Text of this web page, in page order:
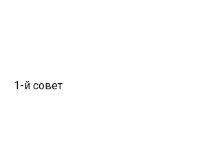
1-й совет